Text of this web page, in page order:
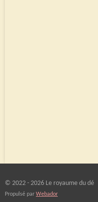
© 2022 - 2026 Le royaume du dé
Propulsé par Webador